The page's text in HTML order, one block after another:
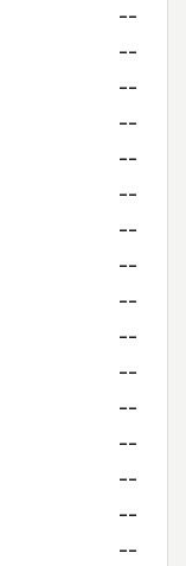
--
--
--
--
--
--
--
--
--
--
--
--
--
--
--
--